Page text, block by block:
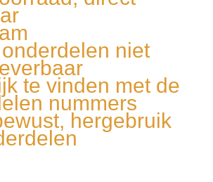
niet
te vinden met de
nummers
hergebruik